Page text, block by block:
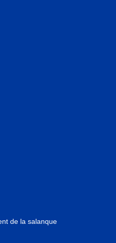
de la salanque